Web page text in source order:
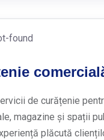
de curățenie
magazine și spații
plăcută